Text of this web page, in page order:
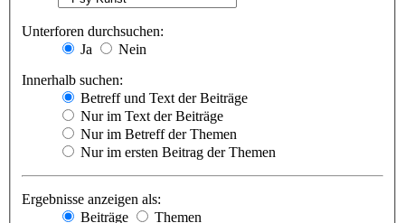
Unterforen durchsuchen:
Ja
Nein
Innerhalb suchen:
Betreff und Text der Beiträge
Nur im Text der Beiträge
Nur im Betreff der Themen
Nur im ersten Beitrag der Themen
Ergebnisse anzeigen als:
Beiträge
Themen